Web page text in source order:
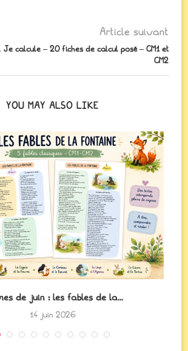
Article suivant
calcule – 20 fiches de calcul posé – CM1 et
CM2
YOU MAY ALSO LIKE
de juin : les fables de la...
14 juin 2026